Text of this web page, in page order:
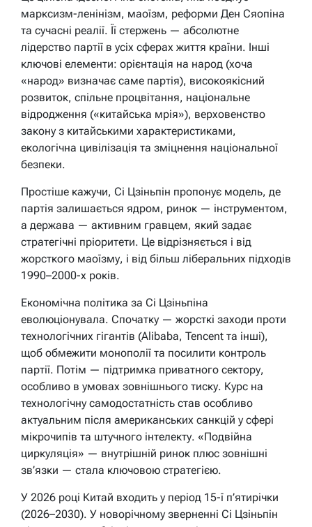
марксизм-ленінізм, маоїзм, реформи Ден Сяопіна
та сучасні реалії. Її стержень — абсолютне
лідерство партії в усіх сферах життя країни. Інші
ключові елементи: орієнтація на народ (хоча
«народ» визначає саме партія), високоякісний
розвиток, спільне процвітання, національне
відродження («китайська мрія»), верховенство
закону з китайськими характеристиками,
екологічна цивілізація та зміцнення національної
безпеки.
Простіше кажучи, Сі Цзіньпін пропонує модель, де
партія залишається ядром, ринок — інструментом,
а держава — активним гравцем, який задає
стратегічні пріоритети. Це відрізняється і від
жорсткого маоїзму, і від більш ліберальних підходів
1990–2000-х років.
Економічна політика за Сі Цзіньпіна
еволюціонувала. Спочатку — жорсткі заходи проти
технологічних гігантів (Alibaba, Tencent та інші),
щоб обмежити монополії та посилити контроль
партії. Потім — підтримка приватного сектору,
особливо в умовах зовнішнього тиску. Курс на
технологічну самодостатність став особливо
актуальним після американських санкцій у сфері
мікрочипів та штучного інтелекту. «Подвійна
циркуляція» — внутрішній ринок плюс зовнішні
зв’язки — стала ключовою стратегією.
У 2026 році Китай входить у період 15-ї п’ятирічки
(2026–2030). У новорічному зверненні Сі Цзіньпін